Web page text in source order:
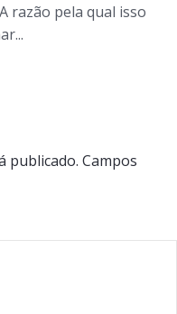
razão pela qual isso
publicado. Campos